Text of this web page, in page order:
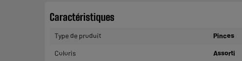
Caractéristiques
Type de produit Pinces
Coloris Assorti